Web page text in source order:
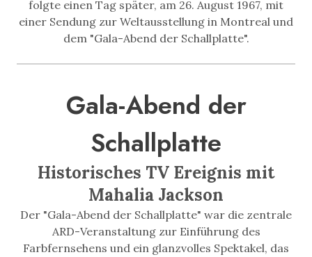
folgte einen Tag später, am 26. August 1967, mit
einer Sendung zur Weltausstellung in Montreal und
dem "Gala-Abend der Schallplatte".
Gala-Abend der
Schallplatte
Historisches TV Ereignis mit
Mahalia Jackson
Der "Gala-Abend der Schallplatte" war die zentrale
ARD-Veranstaltung zur Einführung des
Farbfernsehens und ein glanzvolles Spektakel, das